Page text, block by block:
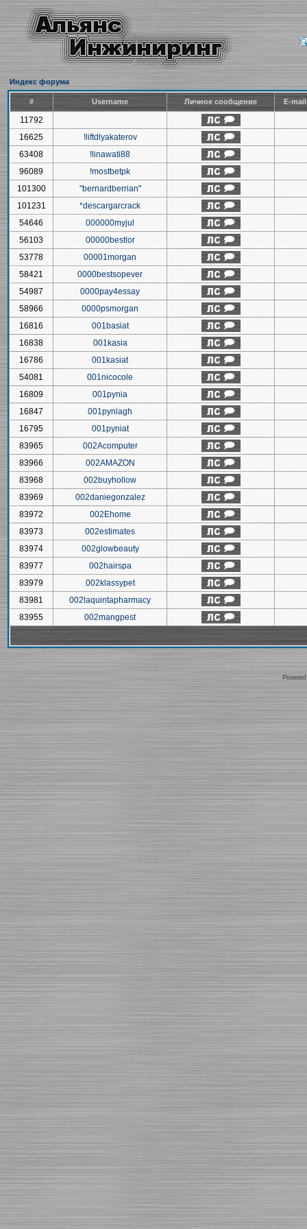
Индекс форума
# Username Личное сообщение E-
11792
16625
!liftdlyakaterov
63408
!linawati88
96089
!mostbetpk
101300
"bernardberrian"
101231
*descargarcrack
54646
000000myjul
56103
00000bestlor
53778
00001morgan
58421
0000bestsopever
54987
0000pay4essay
58966
0000psmorgan
16816
001basiat
16838
001kasia
16786
001kasiat
54081
001nicocole
16809
001pynia
16847
001pyniagh
16795
001pyniat
83965
002Acomputer
83966
002AMAZON
83968
002buyhollow
83969
002daniegonzalez
83972
002Ehome
83973
002estimates
83974
002glowbeauty
83977
002hairspa
83979
002klassypet
83981
002laquintapharmacy
83955
002mangpest